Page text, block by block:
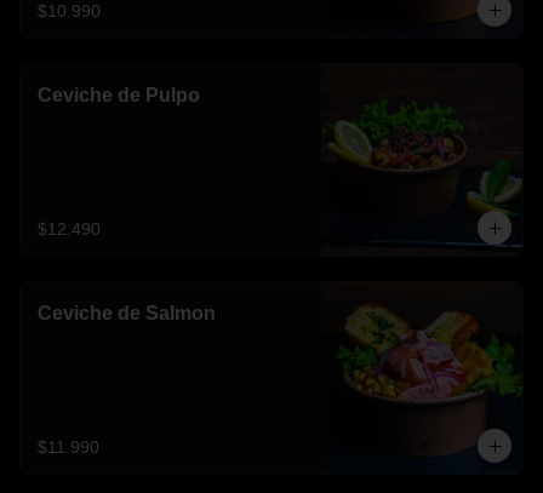
$10.990
Ceviche de Pulpo
$12.490
Ceviche de Salmon
$11.990